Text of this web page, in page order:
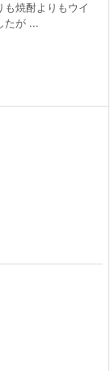
焼酎よりもウイ
たが ...